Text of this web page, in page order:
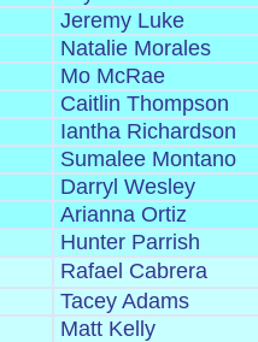
Jeremy Luke
Natalie Morales
Mo McRae
Caitlin Thompson
Iantha Richardson
Sumalee Montano
Darryl Wesley
Arianna Ortiz
Hunter Parrish
Rafael Cabrera
Tacey Adams
Matt Kelly